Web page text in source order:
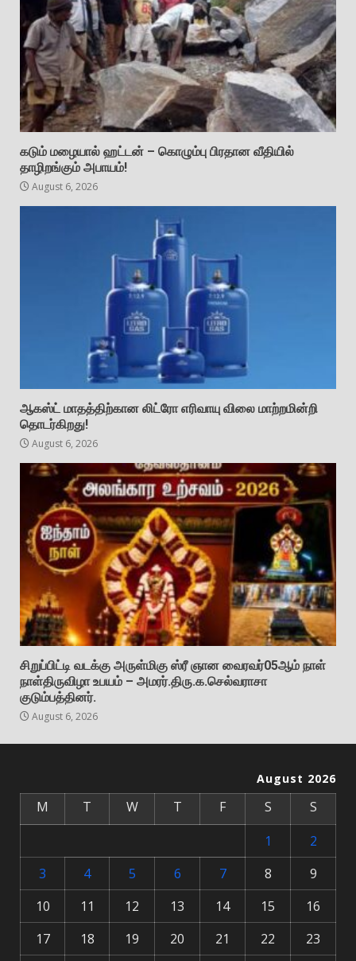
கடும் மழையால் ஹட்டன் – கொழும்பு பிரதான வீதியில்
தாழிறங்கும் அபாயம்!
August 6, 2026
ஆகஸ்ட் மாதத்திற்கான லிட்ரோ எரிவாயு விலை மாற்றமின்றி
தொடர்கிறது!
August 6, 2026
சிறுப்பிட்டி வடக்கு அருள்மிகு ஸ்ரீ ஞான வைரவர்05ஆம் நாள்
நாள்திருவிழா உபயம் – அமரர்.திரு.க.செல்வராசா
குடும்பத்தினர்.
August 6, 2026
August 2026
M T W T F S
S
1
2
3
4 5 6 7 8
9
10
11 12 13 14 15
16
17
18 19 20 21 22
23